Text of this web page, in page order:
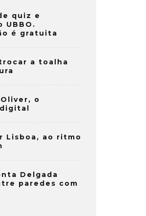
quiz e
UBBO.
é gratuita
a toalha
o
Lisboa, ao ritmo
Delgada
paredes com